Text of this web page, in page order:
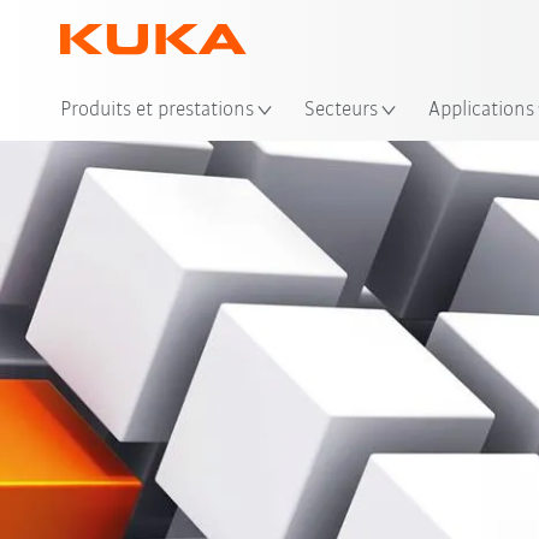
Produits et prestations Secteurs Applications